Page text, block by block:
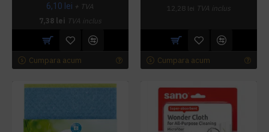
6,10 lei + TVA
7,38 lei TVA inclus
Cumpara acum
12,28 lei TVA inclus
Cumpara acum